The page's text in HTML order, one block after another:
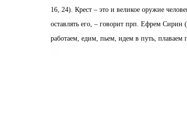
16, 24). Крест – это и великое оружие
оставлять его, – говорит прп. Ефрем Сирин
работаем, едим, пьем, идем в путь,